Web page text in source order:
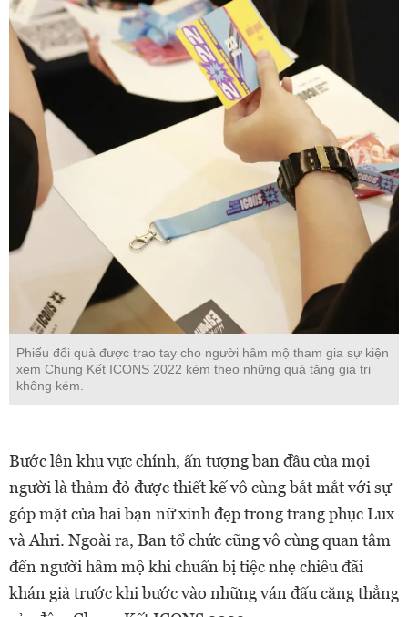
Phiếu đổi quà được trao tay cho người hâm mộ tham gia sự kiện
xem Chung Kết ICONS 2022 kèm theo những quà tặng giá trị
không kém.
Bước lên khu vực chính, ấn tượng ban đầu của mọi
người là thảm đỏ được thiết kế vô cùng bắt mắt với sự
góp mặt của hai bạn nữ xinh đẹp trong trang phục Lux
và Ahri. Ngoài ra, Ban tổ chức cũng vô cùng quan tâm
đến người hâm mộ khi chuẩn bị tiệc nhẹ chiêu đãi
khán giả trước khi bước vào những ván đấu căng thẳng